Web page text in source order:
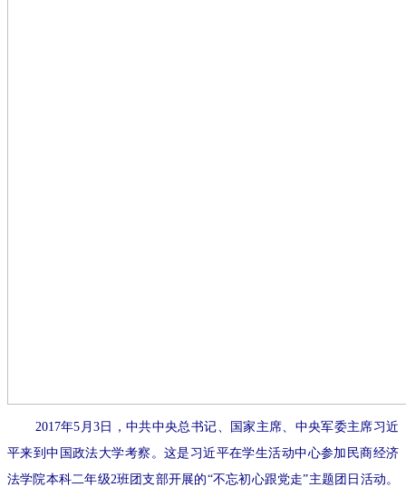
2017年5月3日，中共中央总书记、国家主席、中央军委主席习近
平来到中国政法大学考察。这是习近平在学生活动中心参加民商经济
法学院本科二年级2班团支部开展的“不忘初心跟党走”主题团日活动。